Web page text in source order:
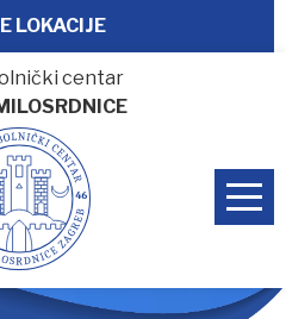
LOKACIJE
centar